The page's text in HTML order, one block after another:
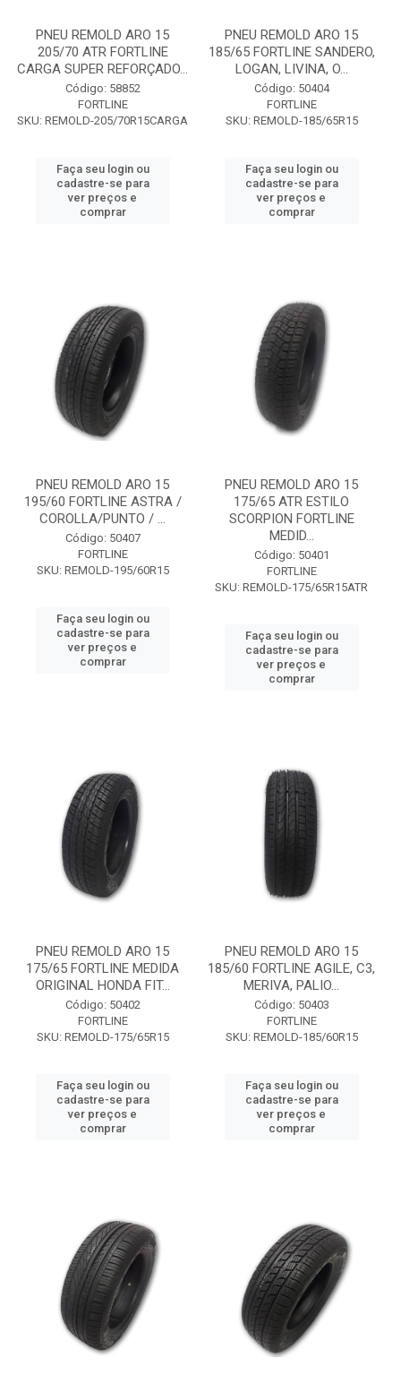
PNEU REMOLD ARO 15
205/70 ATR FORTLINE
CARGA SUPER REFORÇADO...
Código: 58852
FORTLINE
SKU: REMOLD-205/70R15CARGA
Faça seu login ou
cadastre-se para
ver preços e
comprar
PNEU REMOLD ARO 15
185/65 FORTLINE SANDERO,
LOGAN, LIVINA, O...
Código: 50404
FORTLINE
SKU: REMOLD-185/65R15
Faça seu login ou
cadastre-se para
ver preços e
comprar
PNEU REMOLD ARO 15
195/60 FORTLINE ASTRA /
COROLLA/PUNTO / ...
Código: 50407
FORTLINE
SKU: REMOLD-195/60R15
Faça seu login ou
cadastre-se para
ver preços e
comprar
PNEU REMOLD ARO 15
175/65 ATR ESTILO
SCORPION FORTLINE
MEDID...
Código: 50401
FORTLINE
SKU: REMOLD-175/65R15ATR
Faça seu login ou
cadastre-se para
ver preços e
comprar
PNEU REMOLD ARO 15
175/65 FORTLINE MEDIDA
ORIGINAL HONDA FIT...
Código: 50402
FORTLINE
SKU: REMOLD-175/65R15
Faça seu login ou
cadastre-se para
ver preços e
comprar
PNEU REMOLD ARO 15
185/60 FORTLINE AGILE, C3,
MERIVA, PALIO...
Código: 50403
FORTLINE
SKU: REMOLD-185/60R15
Faça seu login ou
cadastre-se para
ver preços e
comprar